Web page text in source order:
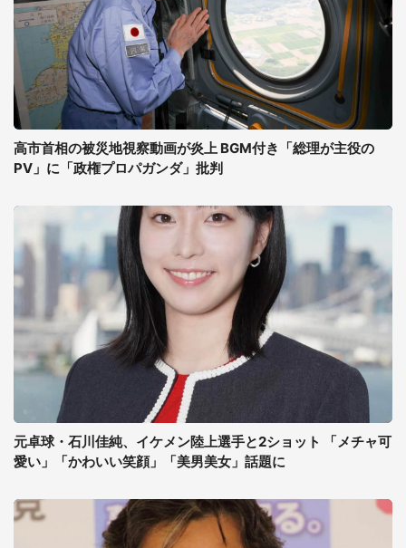
高市首相の被災地視察動画が炎上 BGM付き「総理が主役の
PV」に「政権プロパガンダ」批判
元卓球・石川佳純、イケメン陸上選手と2ショット 「メチャ可
愛い」「かわいい笑顔」「美男美女」話題に